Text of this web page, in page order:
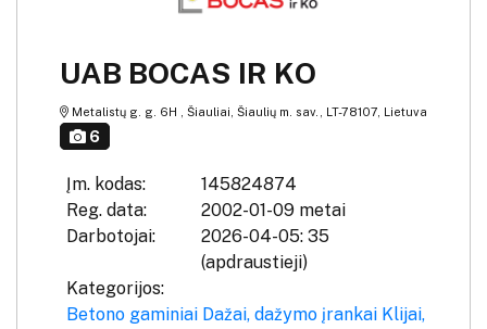
UAB BOCAS IR KO
Metalistų g. g. 6H , Šiauliai, Šiaulių m. sav., LT-78107, Lietuva
6
Įm. kodas:
145824874
Reg. data:
2002-01-09 metai
Darbotojai:
2026-04-05: 35
(apdraustieji)
Kategorijos:
Betono gaminiai Dažai, dažymo įrankai Klijai,